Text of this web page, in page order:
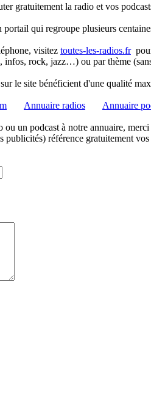
gratuitement la radio et vos
qui regroupe plusieurs
visitez toutes-les-radios.frpour
infos, rock, jazz…) ou par thème
le site bénéficient d'une qualité
Annuaire radios Annuaire
ou un podcast à notre annuaire,
publicités) référence gratuitement